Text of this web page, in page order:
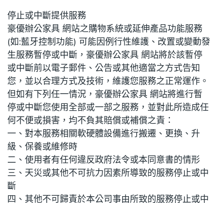
停止或中斷提供服務
豪優辦公家具 網站之購物系統或延伸產品功能服務
(如:藍牙控制功能) 可能因例行性維護、改置或變動發
生服務暫停或中斷，豪優辦公家具 網站將於該暫停
或中斷前以電子郵件、公告或其他適當之方式告知
您，並以合理方式及技術，維護您服務之正常運作。
但如有下列任一情況，豪優辦公家具 網站將進行暫
停或中斷您使用全部或一部之服務，並對此所造成任
何不便或損害，均不負其賠償或補償之責：
一、對本服務相關軟硬體設備進行搬遷、更換、升
級、保養或維修時
二、使用者有任何違反政府法令或本同意書的情形
三、天災或其他不可抗力因素所導致的服務停止或中
斷
四、其他不可歸責於本公司事由所致的服務停止或中